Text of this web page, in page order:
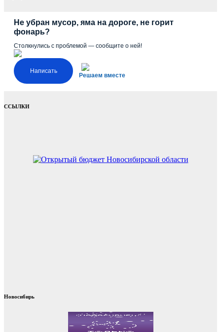
Не убран мусор, яма на дороге, не горит
фонарь?
Столкнулись с проблемой — сообщите о ней!
Написать
Решаем вместе
ССЫЛКИ
Новосибирь